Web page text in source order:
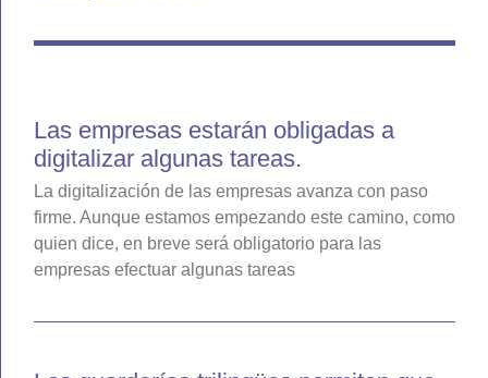
Las empresas estarán obligadas a
digitalizar algunas tareas.
La digitalización de las empresas avanza con paso
firme. Aunque estamos empezando este camino, como
quien dice, en breve será obligatorio para las
empresas efectuar algunas tareas